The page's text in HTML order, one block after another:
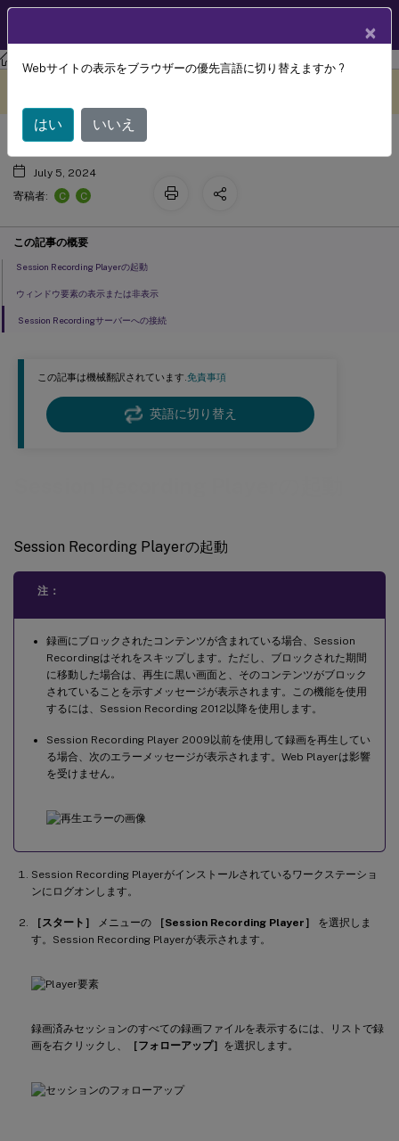
Session Recording Session Recording 2104
この記事は機械翻訳されています.免責事項
英語に切り替え
Session Recording Playerの起動
注：
録画にブロックされたコンテンツが含まれている場合、Session
Recordingはそれをスキップします。ただし、ブロックされた期間
に移動した場合は、再生に黒い画面と、そのコンテンツがブロック
されていることを示すメッセージが表示されます。この機能を使用
するには、Session Recording 2012以降を使用します。
Session Recording Player 2009以前を使用して録画を再生してい
る場合、次のエラーメッセージが表示されます。Web Playerは影響
を受けません。
Session Recording Playerがインストールされているワークステーショ
ンにログオンします。
［スタート］ メニューの ［Session Recording Player］
を選択しま
す。Session Recording Playerが表示されます。
録画済みセッションのすべての録画ファイルを表示するには、リストで録
画を右クリックし、
［フォローアップ］ を選択します。
Session Recording Playerの起動
July 5, 2024
寄稿者:
C C
この記事の概要
Session Recording Playerの起動
ウィンドウ要素の表示または非表示
Session Recordingサーバーへの接続
×
Webサイトの表示をブラウザーの優先言語に切り替えますか ?
はい いいえ